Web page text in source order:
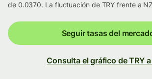
de 0.0370. La fluctuación de TRY frente a
Seguir tasas del
Consulta el gráfico de TRY a